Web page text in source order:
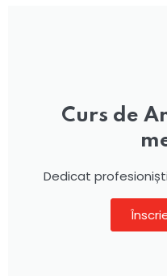
Curs de
Dedicat